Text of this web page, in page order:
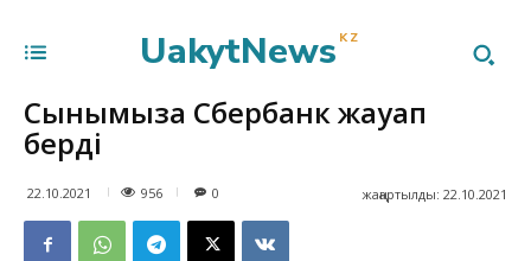
UakytNews KZ
Сынымызға Сбербанк жауап
берді
22.10.2021 956 жаңартылды: 22.10.2021
0